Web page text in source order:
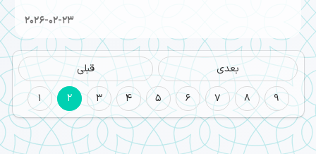
2026-02-23
قبلی
بعدی
1
2 3 4 5 6 7 8 9